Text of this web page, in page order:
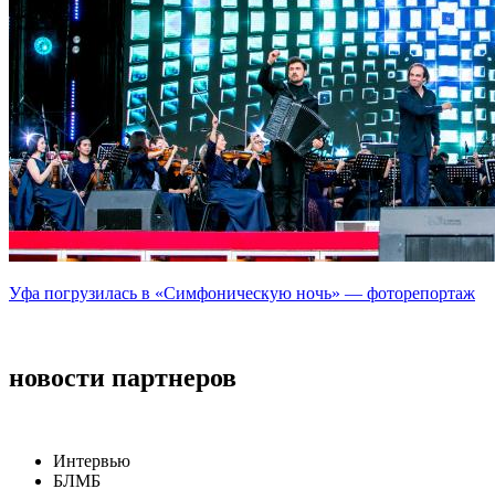
Уфа погрузилась в «Симфоническую ночь» — фоторепортаж
новости партнеров
Интервью
БЛМБ